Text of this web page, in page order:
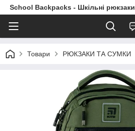
School Backpacks - Шкільні рюкзаки
Товари РЮКЗАКИ ТА СУМКИ